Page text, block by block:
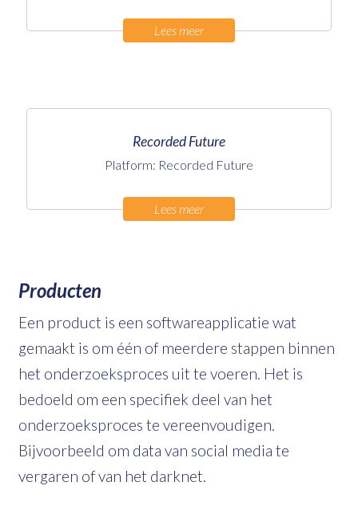
Lees meer
Recorded Future
Platform: Recorded Future
Lees meer
Producten
Een product is een softwareapplicatie wat
gemaakt is om één of meerdere stappen binnen
het onderzoeksproces uit te voeren. Het is
bedoeld om een specifiek deel van het
onderzoeksproces te vereenvoudigen.
Bijvoorbeeld om data van social media te
vergaren of van het darknet.